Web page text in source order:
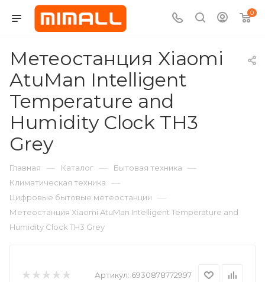
0
Метеостанция Xiaomi
AtuMan Intelligent
Temperature and
Humidity Clock TH3
Grey
Главная — Каталог — Бытовая техника —
Климатическая техника —
Цифровые бытовые метеостанции —
Метеостанция Xiaomi AtuMan Intelligent Temperature and
Humidity Clock TH3 Grey
Артикул: 6930878772997